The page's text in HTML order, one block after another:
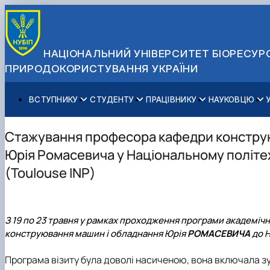
НАЦІОНАЛЬНИЙ УНІВЕРСИТЕТ
ПРИРОДОКОРИСТУВАННЯ УКРАЇНИ
ВСТУПНИКУ
Вступ до НУБіП України 2026
Приймальна комісія
Правила прийому
Для осіб з тимчасово окупованих територій
Зимовий вступ
Військова освіта
СТУДЕНТУ
Навчання
Додаткова освіта
Позанавчальна діяльність
Студентське самоврядування
Довідкова інформація
ПРАЦІВНИКУ
Освітній процес
Міжнародна діяльність
Довідкова інформація
Профспілкова організація
НАУКОВЦЮ
Наукова діяльність
Аспіранту / Докторанту
Захисти дисертацій
Законодавче та нормативне забезпечення
Центр колективного користування науковим
Наука для бізнесу
Управління і самоврядування
Загальна інформація
Офіційні документи
Стратегія розвитку на період 2026-2030рр.
Доступ до публічної інформації
Антикорупційні заходи
Гендерна радниця
Стажування професора кафедри
Юрія Ромасевича у Національному
(Toulouse INP)
З 19 по 23 травня у рамках проходження програми
конструювання машин і обладнання ЮріяРОМАСЕВИЧАдо
Програма візиту була доволі насиченою, вона включала